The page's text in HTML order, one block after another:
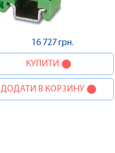
16 727 грн.
КУПИТИ
ДОДАТИ В КОРЗИНУ